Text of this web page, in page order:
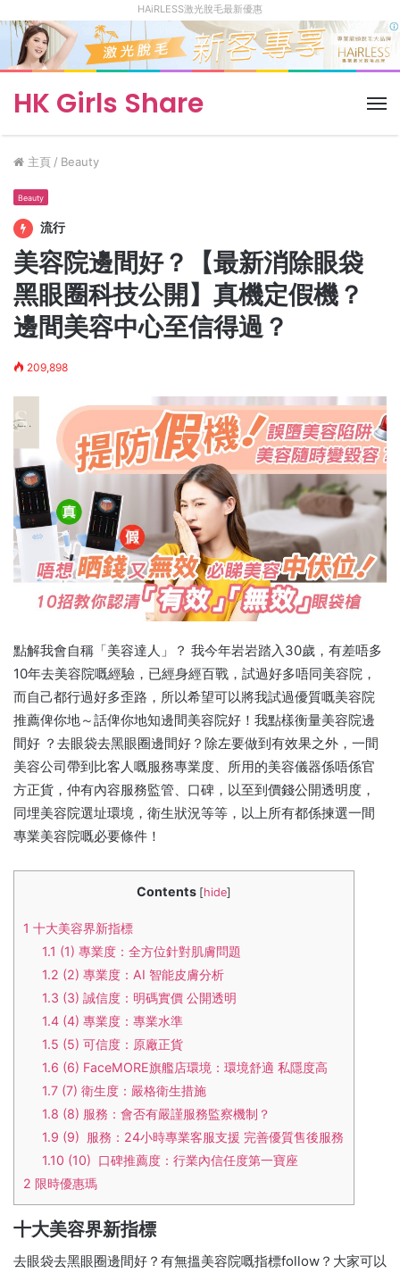
HAiRLESS激光脫毛最新優惠
菜
HK Girls Share
主頁 / Beauty
Beauty
流行
美容院邊間好？【最新消除眼袋
黑眼圈科技公開】真機定假機？
邊間美容中心至信得過？
209,898
點解我會自稱「美容達人」？ 我今年岩岩踏入30歲，有差唔多
10年去美容院嘅經驗，已經身經百戰，試過好多唔同美容院，
而自己都行過好多歪路，所以希望可以將我試過優質嘅美容院
推薦俾你地～話俾你地知邊間美容院好！我點樣衡量美容院邊
間好 ？去眼袋去黑眼圈邊間好？除左要做到有效果之外，一間
美容公司帶到比客人嘅服務專業度、所用的美容儀器係唔係官
方正貨，仲有內容服務監管、口碑，以至到價錢公開透明度，
同埋美容院選址環境，衛生狀況等等，以上所有都係揀選一間
專業美容院嘅必要條件！
Contents [hide]
1 十大美容界新指標
1.1 (1) 專業度：全方位針對肌膚問題
1.2 (2) 專業度：AI 智能皮膚分析
1.3 (3) 誠信度：明碼實價 公開透明
1.4 (4) 專業度：專業水準
1.5 (5) 可信度：原廠正貨
1.6 (6) FaceMORE旗艦店環境：環境舒適 私隱度高
1.7 (7) 衛生度：嚴格衛生措施
1.8 (8) 服務：會否有嚴謹服務監察機制？
1.9 (9) 服務：24小時專業客服支援 完善優質售後服務
1.10 (10) 口碑推薦度：行業內信任度第一寶座
2 限時優惠瑪
十大美容界新指標
去眼袋去黑眼圈邊間好？有無搵美容院嘅指標follow？大家可以